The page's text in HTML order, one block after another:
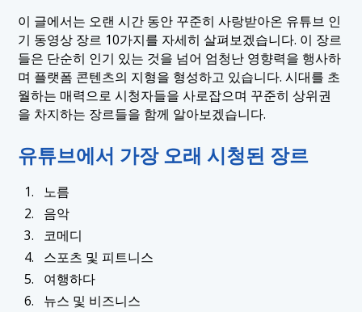
1.7 7. 동물
1.8 8. 가사 및 육아
1.9 9. 요리
1.10 10. 교육
이 글에서는 오랜 시간 동안 꾸준히 사랑받아온 유튜브 인
기 동영상 장르 10가지를 자세히 살펴보겠습니다. 이 장르
들은 단순히 인기 있는 것을 넘어 엄청난 영향력을 행사하
며 플랫폼 콘텐츠의 지형을 형성하고 있습니다. 시대를 초
월하는 매력으로 시청자들을 사로잡으며 꾸준히 상위권
을 차지하는 장르들을 함께 알아보겠습니다.
유튜브에서 가장 오래 시청된 장르
노름
음악
코메디
스포츠 및 피트니스
여행하다
뉴스 및 비즈니스